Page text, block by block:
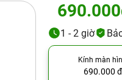
1 - 2 giờ
Kính màn
690.000 đ